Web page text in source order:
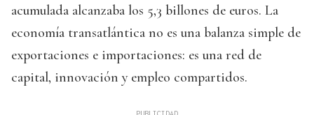
acumulada alcanzaba los 5,3 billones de euros. La
economía transatlántica no es una balanza simple de
exportaciones e importaciones: es una red de
capital, innovación y empleo compartidos.